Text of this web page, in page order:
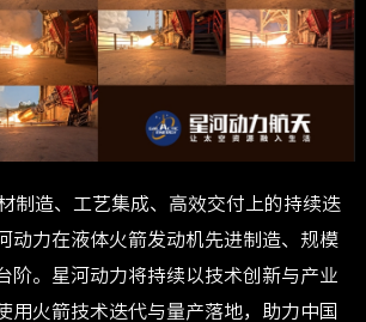
制造、工艺集成、高效交付上的持续迭
动力在液体火箭发动机先进制造、规模
阶。星河动力将持续以技术创新与产业
用火箭技术迭代与量产落地，助力中国